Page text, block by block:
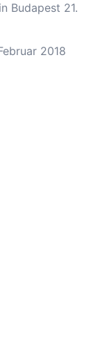
Budapest 21.
2018